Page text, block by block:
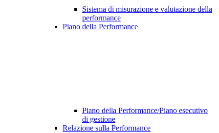
Sistema di misurazione e valutazione della
performance
Piano della Performance
Piano della Performance/Piano esecutivo
di gestione
Relazione sulla Performance